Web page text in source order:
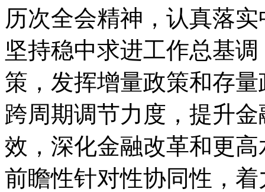
历次全会精神，认真落
坚持稳中求进工作总基
策，发挥增量政策和存
跨周期调节力度，提升
效，深化金融改革和更
前瞻性针对性协同性，